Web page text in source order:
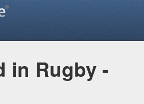
in Rugby -